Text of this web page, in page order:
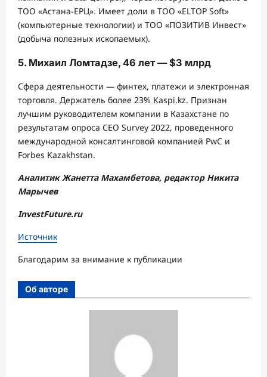
ТОО «Астана-ЕРЦ». Имеет доли в ТОО «ELTOP Soft»
(компьютерные технологии) и ТОО «ПОЗИТИВ Инвест»
(добыча полезных ископаемых).
5. Михаил Ломтадзе, 46 лет — $3 млрд
Сфера деятельности — финтех, платежи и электронная
торговля. Держатель более 23% Kaspi.kz. Признан
лучшим руководителем компании в Казахстане по
результатам опроса СЕО Survey 2022, проведенного
международной консалтинговой компанией PwC и
Forbes Kazakhstan.
Аналитик Жанетта Махамбетова, редактор Никита
Марычев
InvestFuture.ru
Источник
Благодарим за внимание к публикации
Об авторе